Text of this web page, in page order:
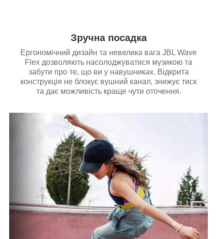
Зручна посадка
Ергономічний дизайн та невелика вага JBL Wave
Flex дозволяють насолоджуватися музикою та
забути про те, що ви у навушниках. Відкрита
конструкція не блокує вушний канал, знижує тиск
та дає можливість краще чути оточення.